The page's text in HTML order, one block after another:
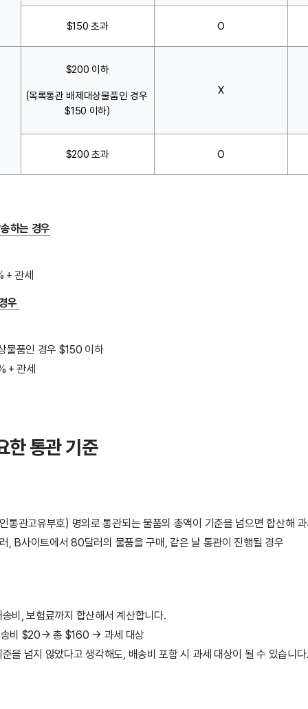
$150 초과 O
$200 이하
(목록통관 배제대상물품인 경우
$150 이하)
X
$200 초과 O
하는 경우
+ 관세
우
물품인 경우 $150 이하
+ 관세
한 통관 기준
통관고유부호) 명의로 통관되는 물품의 총액이 기준을 넘으면 합산해
, B사이트에서 80달러의 물품을 구매, 같은 날 통관이 진행될 경우
비, 보험료까지 합산해서 계산합니다.
비 $20→ 총 $160 → 과세 대상
을 넘지 않았다고 생각해도, 배송비 포함 시 과세 대상이 될 수 있습니